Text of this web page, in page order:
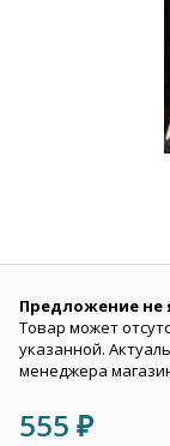
Предложение не
Товар может
указанной.
менеджера
555 ₽